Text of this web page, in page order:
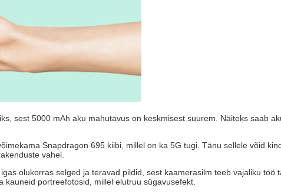
sest 5000 mAh aku mahutavus on keskmisest suurem. Näiteks saab
Snapdragon 695 kiibi, millel on ka 5G tugi. Tänu sellele võid
vahel.
olukorras selged ja teravad pildid, sest kaamerasilm teeb vajaliku töö
portreefotosid, millel elutruu sügavusefekt.